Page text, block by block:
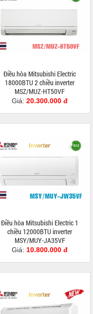
Điều hòa Mitsubishi Electric
18000BTU 2 chiều inverter
MSZ/MUZ-HT50VF
Giá: 20.300.000 đ
Điều hòa Mitsubishi Electric 1
chiều 12000BTU inverter
MSY/MUY-JA35VF
Giá: 10.800.000 đ